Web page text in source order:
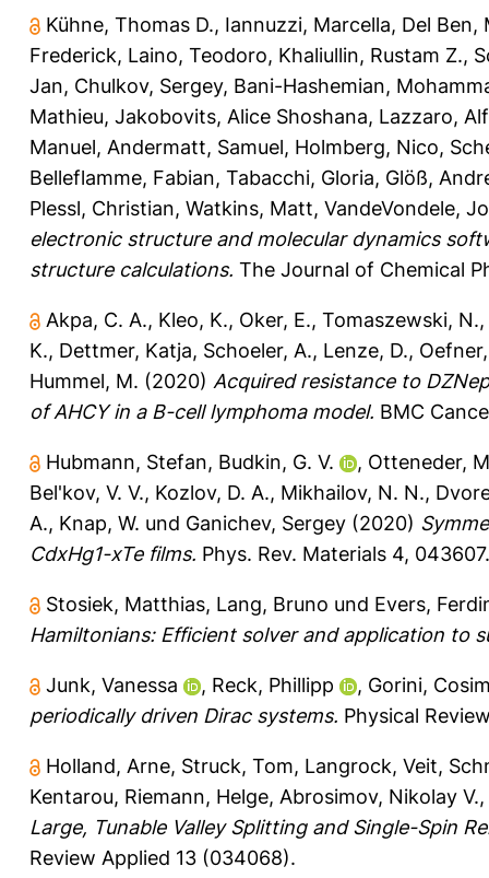
Kühne, Thomas D., Iannuzzi, Marcella, Del Ben,
Frederick, Laino, Teodoro, Khaliullin, Rustam Z.,
Jan, Chulkov, Sergey, Bani-Hashemian,
Mathieu, Jakobovits, Alice Shoshana, Lazzaro,
Manuel, Andermatt, Samuel, Holmberg, Nico,
Belleflamme, Fabian, Tabacchi, Gloria, Glöß,
Plessl, Christian, Watkins, Matt, VandeVondele,
electronic structure and molecular dynamics
structure calculations. The Journal of Chemical
Akpa, C. A., Kleo, K., Oker, E., Tomaszewski, N.,
K., Dettmer, Katja, Schoeler, A., Lenze, D.,
Hummel, M. (2020) Acquired resistance to
of AHCY in a B-cell lymphoma model. BMC
Hubmann, Stefan, Budkin, G. V. , Otteneder,
Bel'kov, V. V., Kozlov, D. A., Mikhailov, N. N.,
A., Knap, W. und Ganichev, Sergey (2020)
CdxHg1-xTe films. Phys. Rev. Materials 4, 043607.
Stosiek, Matthias, Lang, Bruno und Evers,
Hamiltonians: Efficient solver and application to
Junk, Vanessa , Reck, Phillipp , Gorini,
periodically driven Dirac systems. Physical
Holland, Arne, Struck, Tom, Langrock, Veit,
Kentarou, Riemann, Helge, Abrosimov, Nikolay V.,
Large, Tunable Valley Splitting and Single-Spin
Review Applied 13 (034068).